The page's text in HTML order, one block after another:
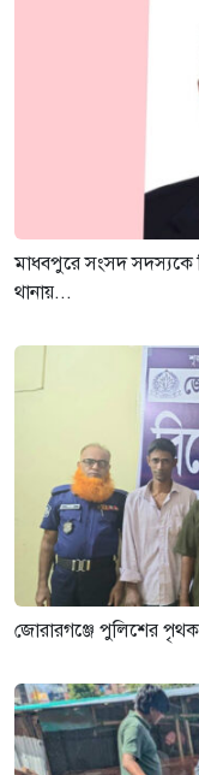
মাধবপুরে সংসদ সদস্যকে
থানায়...
জোরারগঞ্জে পুলিশের পৃথক